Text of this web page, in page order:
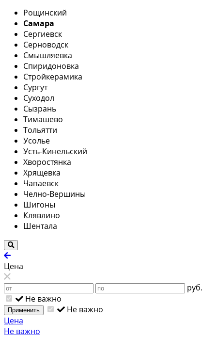
Рощинский
Самара
Сергиевск
Серноводск
Смышляевка
Спиридоновка
Стройкерамика
Сургут
Суходол
Сызрань
Тимашево
Тольятти
Усолье
Усть-Кинельский
Хворостянка
Хрящевка
Чапаевск
Челно-Вершины
Шигоны
Клявлино
Шентала
Цена
руб.
Не важно
Применить
Не важно
Цена
Не важно